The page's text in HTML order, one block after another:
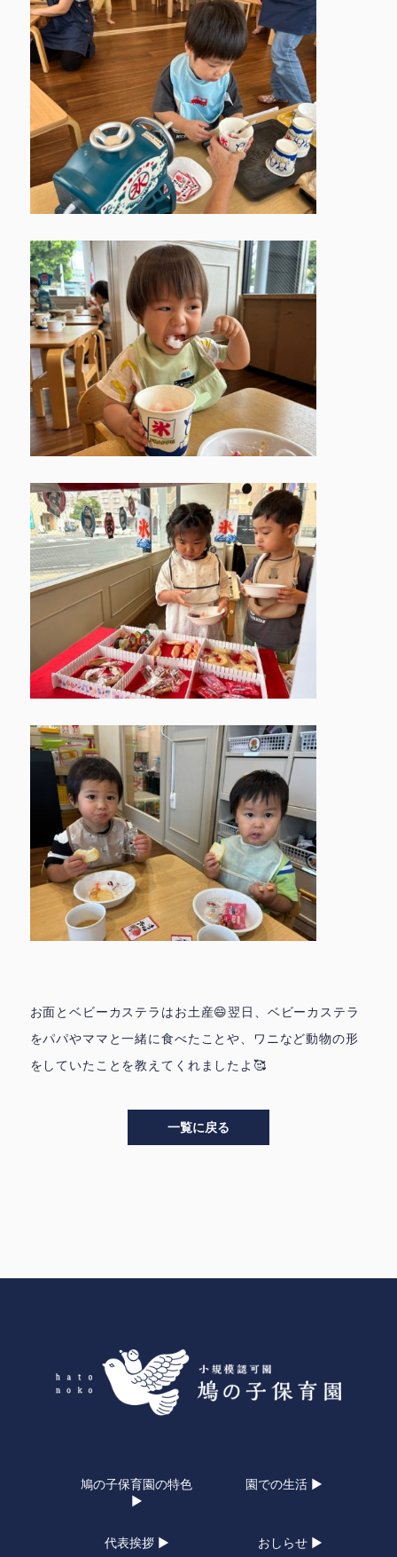
お面とベビーカステラはお土産😄翌日、ベビーカステラ
をパパやママと一緒に食べたことや、ワニなど動物の形
をしていたことを教えてくれましたよ🥰
>
一覧に戻る
鳩の子保育園の特色
▶
園での生活 ▶
代表挨拶 ▶ おしらせ ▶